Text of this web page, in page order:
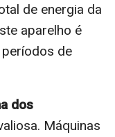
de energia da
aparelho é
de
dos
Máquinas